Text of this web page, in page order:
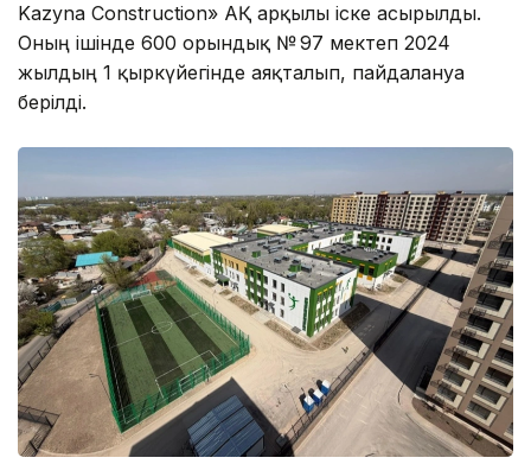
Kazyna Construction» АҚ арқылы іске асырылды.
Оның ішінде 600 орындық № 97 мектеп 2024
жылдың 1 қыркүйегінде аяқталып, пайдалануға
берілді.